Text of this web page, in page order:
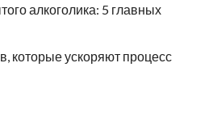
алкоголика: 5 главных
которые ускоряют процесс